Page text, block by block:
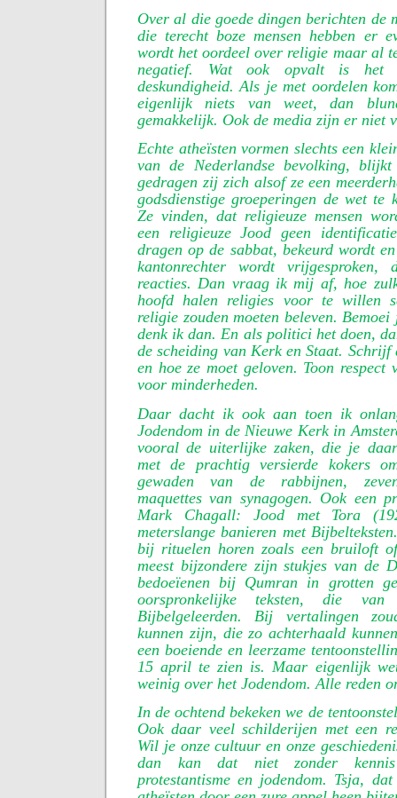
Over al die goede dingen berichten de
die terecht boze mensen hebben er
wordt het oordeel over religie maar al
negatief. Wat ook opvalt is het
deskundigheid. Als je met oordelen
eigenlijk niets van weet, dan
gemakkelijk. Ook de media zijn er niet
Echte atheïsten vormen slechts een
van de Nederlandse bevolking,
gedragen zij zich alsof ze een
godsdienstige groeperingen de wet te
Ze vinden, dat religieuze mensen
een religieuze Jood geen
dragen op de sabbat, bekeurd wordt
kantonrechter wordt vrijgesproken,
reacties. Dan vraag ik mij af, hoe
hoofd halen religies voor te willen
religie zouden moeten beleven.
denk ik dan. En als politici het doen,
de scheiding van Kerk en Staat.
en hoe ze moet geloven. Toon
voor minderheden.
Daar dacht ik ook aan toen ik
Jodendom in de Nieuwe Kerk in
vooral de uiterlijke zaken, die je
met de prachtig versierde kokers
gewaden van de rabbijnen,
maquettes van synagogen. Ook een
Mark Chagall: Jood met Tora
meterslange banieren met
bij rituelen horen zoals een bruiloft
meest bijzondere zijn stukjes van de
bedoeïenen bij Qumran in grotten
oorspronkelijke teksten, die
Bijbelgeleerden. Bij vertalingen
kunnen zijn, die zo achterhaald
een boeiende en leerzame
15 april te zien is. Maar eigenlijk
weinig over het Jodendom. Alle reden
In de ochtend bekeken we de
Ook daar veel schilderijen met een
Wil je onze cultuur en onze
dan kan dat niet zonder kennis
protestantisme en jodendom. Tsja,